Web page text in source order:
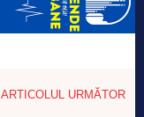
ARTICOLUL URMĂTOR